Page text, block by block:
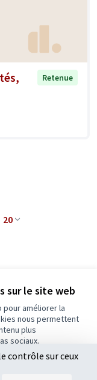
sur le site web
pour améliorer la
nous permettent
plus
sociaux.
Retenue
20
contrôle sur ceux